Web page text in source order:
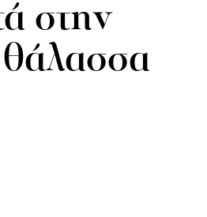
στην